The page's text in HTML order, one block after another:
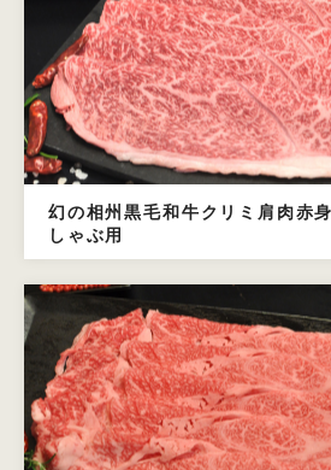
幻の相州黒毛和牛クリミ肩肉赤
しゃぶ用